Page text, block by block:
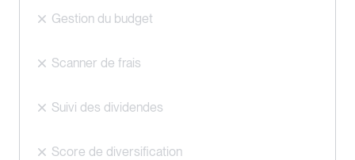
Gestion du budget
Scanner de frais
Suivi des dividendes
Score de diversification